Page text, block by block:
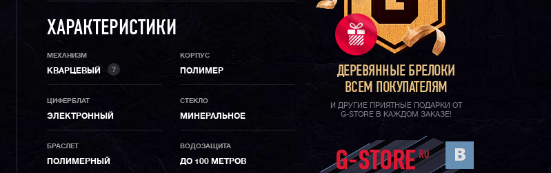
ХАРАКТЕРИСТИКИ
МЕХАНИЗМ
КВАРЦЕВЫЙ ?
КОРПУС
ПОЛИМЕР
ЦИФЕРБЛАТ
ЭЛЕКТРОННЫЙ
СТЕКЛО
МИНЕРАЛЬНОЕ
БРАСЛЕТ
ПОЛИМЕРНЫЙ
ВОДОЗАЩИТА
ДО 100 МЕТРОВ
ДЕРЕВЯННЫЕ БРЕЛОКИ
ВСЕМ ПОКУПАТЕЛЯМ
И ДРУГИЕ ПРИЯТНЫЕ ПОДАРКИ ОТ
G-STORE В КАЖДОМ ЗАКАЗЕ!